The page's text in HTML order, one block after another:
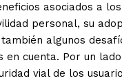
asociados a
personal, su
algunos
en cuenta. Por un
vial de los